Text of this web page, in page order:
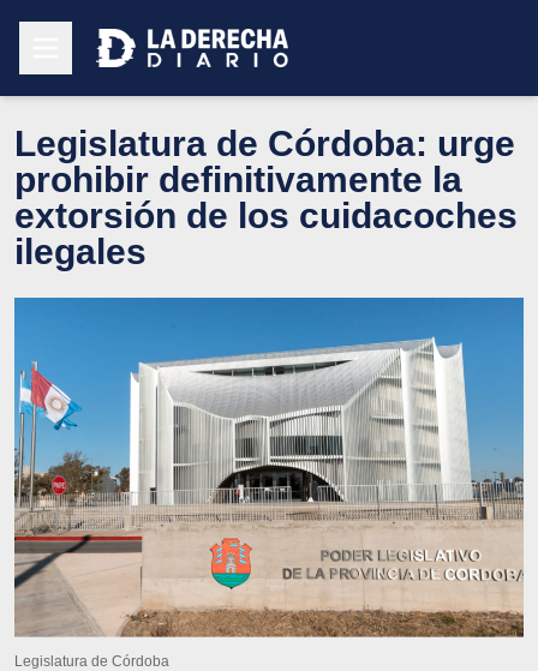
Legislatura de Córdoba: urge
prohibir definitivamente la
extorsión de los cuidacoches
ilegales
Legislatura de Córdoba